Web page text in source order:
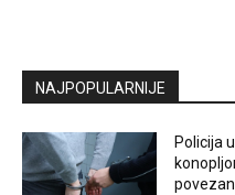
NAJPOPULARNIJE
Policija